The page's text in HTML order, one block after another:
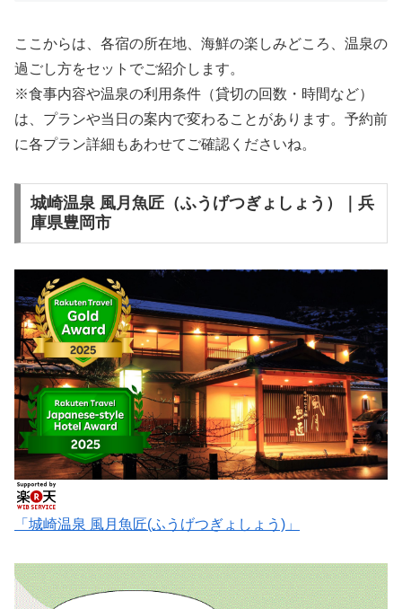
ここからは、各宿の所在地、海鮮の楽しみどころ、温泉の
過ごし方をセットでご紹介します。
※食事内容や温泉の利用条件（貸切の回数・時間など）
は、プランや当日の案内で変わることがあります。予約前
に各プラン詳細もあわせてご確認くださいね。
城崎温泉 風月魚匠（ふうげつぎょしょう）｜兵
庫県豊岡市
「城崎温泉 風月魚匠(ふうげつぎょしょう)」